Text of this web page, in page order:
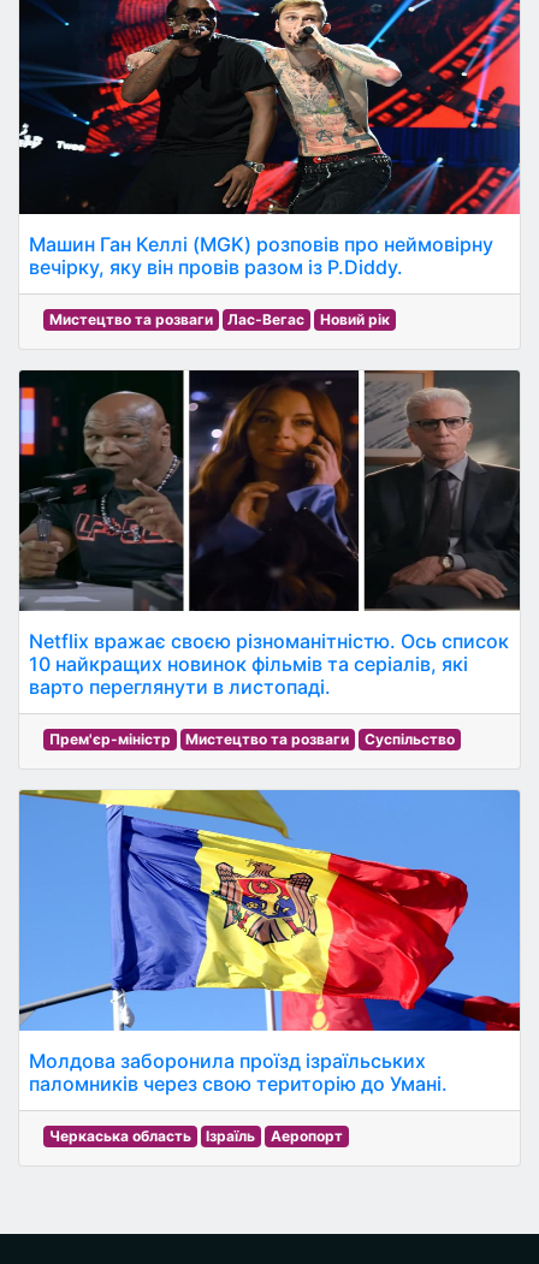
Машин Ган Келлі (MGK) розповів про неймовірну
вечірку, яку він провів разом із P.Diddy.
Мистецтво та розваги Лас-Вегас Новий рік
Netflix вражає своєю різноманітністю. Ось список
10 найкращих новинок фільмів та серіалів, які
варто переглянути в листопаді.
Прем'єр-міністр Мистецтво та розваги Суспільство
Молдова заборонила проїзд ізраїльських
паломників через свою територію до Умані.
Черкаська область Ізраїль Аеропорт